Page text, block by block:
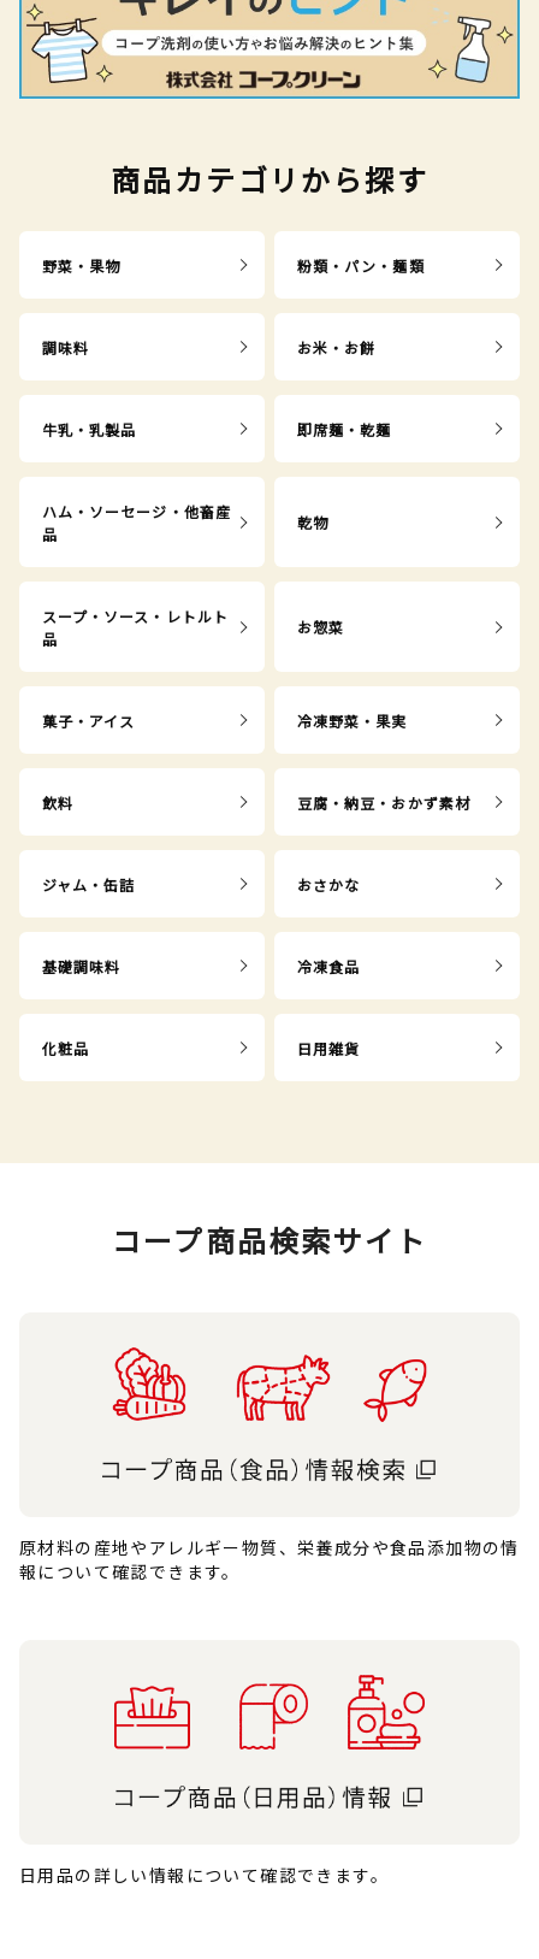
商品カテゴリから探す
野菜・果物 粉類・パン・麺類
調味料 お米・お餅
牛乳・乳製品 即席麺・乾麺
ハム・ソーセージ・他畜産
品
乾物
スープ・ソース・レトルト
品
お惣菜
菓子・アイス 冷凍野菜・果実
飲料 豆腐・納豆・おかず素材
ジャム・缶詰 おさかな
基礎調味料 冷凍食品
化粧品 日用雑貨
コープ商品検索サイト
原材料の産地やアレルギー物質、栄養成分や食品添加物の情
報について確認できます。
日用品の詳しい情報について確認できます。